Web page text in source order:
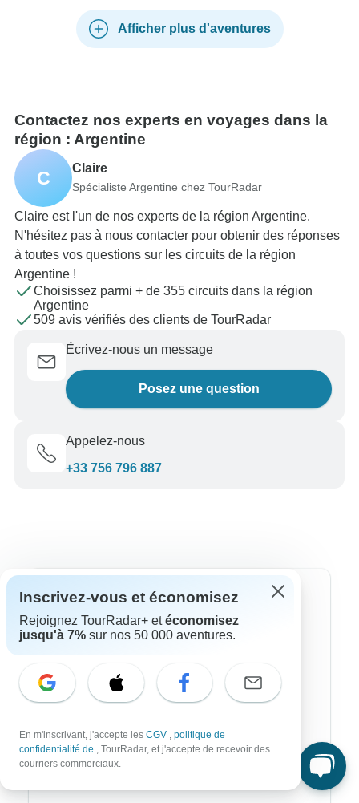
Afficher plus d'aventures
Contactez nos experts en voyages dans la
région : Argentine
C Claire
Spécialiste Argentine chez TourRadar
Claire est l'un de nos experts de la région Argentine.
N'hésitez pas à nous contacter pour obtenir des réponses
à toutes vos questions sur les circuits de la région
Argentine !
Choisissez parmi + de 355 circuits dans la région
Argentine
509 avis vérifiés des clients de TourRadar
Écrivez-nous un message
Posez une question
Appelez-nous
+33 756 796 887
Destinations les plus populaires
Afrique
Australie
Ameriqie Latine
Inscrivez-vous et économisez
Rejoignez TourRadar+ etéconomisez
jusqu'à 7% sur nos 50 000 aventures.
En m'inscrivant, j'accepte les CGV , politique de
confidentialité de , TourRadar, et j'accepte de recevoir des
courriers commerciaux.